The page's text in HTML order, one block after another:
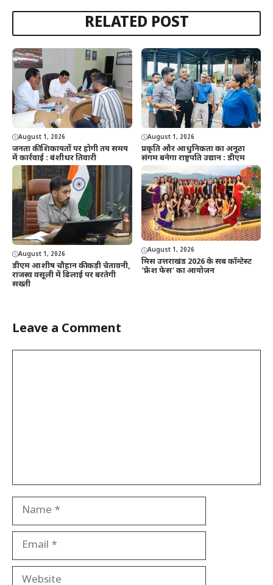
RELATED POST
August 1, 2026
जनता की शिकायतों पर होगी तय समय
में कार्रवाई : बंशीधर तिवारी
August 1, 2026
प्रकृति और आधुनिकता का अनूठा
संगम बनेगा राष्ट्रपति उद्यान : डीएम
August 1, 2026
डीएम आशीष चौहान की कड़ी चेतावनी,
राजस्व वसूली में ढिलाई पर बरतेगी
सख्ती
August 1, 2026
मिस उत्तराखंड 2026 के सब कॉन्टेस्ट
‘फ्रेश फेस’ का आयोजन
Leave a Comment
Name
Email
Website